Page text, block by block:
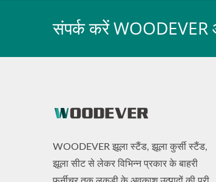
संपर्क करें WOODEVER
WOODEVER झूला स्टैंड, झूला कुर्सी स्टैंड,
झूला सीट से लेकर विभिन्न प्रकार के बाहरी